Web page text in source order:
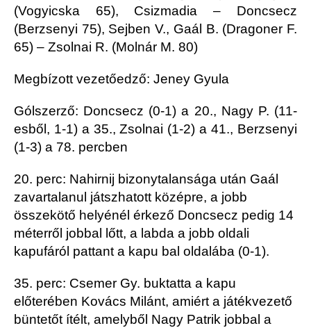
(Vogyicska 65), Csizmadia – Doncsecz
(Berzsenyi 75), Sejben V., Gaál B. (Dragoner F.
65) – Zsolnai R. (Molnár M. 80)
Megbízott vezetőedző: Jeney Gyula
Gólszerző: Doncsecz (0-1) a 20., Nagy P. (11-
esből, 1-1) a 35., Zsolnai (1-2) a 41., Berzsenyi
(1-3) a 78. percben
20. perc: Nahirnij bizonytalansága után Gaál
zavartalanul játszhatott középre, a jobb
összekötő helyénél érkező Doncsecz pedig 14
méterről jobbal lőtt, a labda a jobb oldali
kapufáról pattant a kapu bal oldalába (0-1).
35. perc: Csemer Gy. buktatta a kapu
előterében Kovács Milánt, amiért a játékvezető
büntetőt ítélt, amelyből Nagy Patrik jobbal a